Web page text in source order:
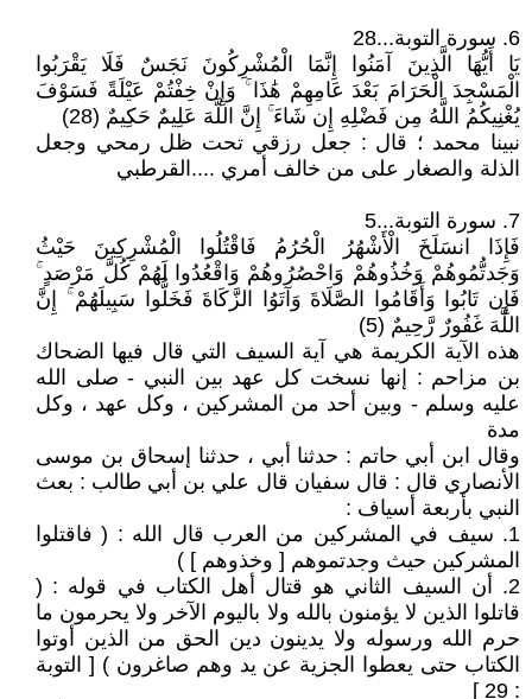
6. سورة التوبة...28
يَا أَيُّهَا الَّذِينَ آمَنُوا إِنَّمَا الْمُشْرِكُونَ نَجَسٌ فَلَا يَقْرَبُوا
الْمَسْجِدَ الْحَرَامَ بَعْدَ عَامِهِمْ هَٰذَا ۚ وَإِنْ خِفْتُمْ عَيْلَةً فَسَوْفَ
يُغْنِيكُمُ اللَّهُ مِن فَضْلِهِ إِن شَاءَ ۚ إِنَّ اللَّهَ عَلِيمٌ حَكِيمٌ (28)
نبينا محمد ؛ قال : جعل رزقي تحت ظل رمحي وجعل
الذلة والصغار على من خالف أمري ....القرطبي
7. سورة التوبة...5
فَإِذَا انسَلَخَ الْأَشْهُرُ الْحُرُمُ فَاقْتُلُوا الْمُشْرِكِينَ حَيْثُ
وَجَدتُّمُوهُمْ وَخُذُوهُمْ وَاحْصُرُوهُمْ وَاقْعُدُوا لَهُمْ كُلَّ مَرْصَدٍ ۚ
فَإِن تَابُوا وَأَقَامُوا الصَّلَاةَ وَآتَوُا الزَّكَاةَ فَخَلُّوا سَبِيلَهُمْ ۚ إِنَّ
اللَّهَ غَفُورٌ رَّحِيمٌ (5)
هذه الآية الكريمة هي آية السيف التي قال فيها الضحاك
بن مزاحم : إنها نسخت كل عهد بين النبي - صلى الله
عليه وسلم - وبين أحد من المشركين ، وكل عهد ، وكل
مدة
وقال ابن أبي حاتم : حدثنا أبي ، حدثنا إسحاق بن موسى
الأنصاري قال : قال سفيان قال علي بن أبي طالب : بعث
النبي بأربعة أسياف :
1. سيف في المشركين من العرب قال الله : ( فاقتلوا
المشركين حيث وجدتموهم [ وخذوهم ] )
2. أن السيف الثاني هو قتال أهل الكتاب في قوله : (
قاتلوا الذين لا يؤمنون بالله ولا باليوم الآخر ولا يحرمون ما
حرم الله ورسوله ولا يدينون دين الحق من الذين أوتوا
الكتاب حتى يعطوا الجزية عن يد وهم صاغرون ) [ التوبة
: 29 ]